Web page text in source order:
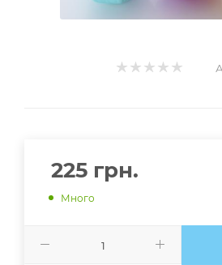
225 грн.
Много